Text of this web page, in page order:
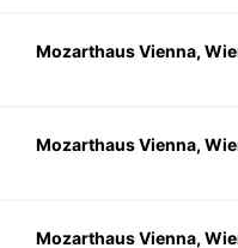
Mozarthaus Vienna,
Mozarthaus Vienna,
Mozarthaus Vienna,